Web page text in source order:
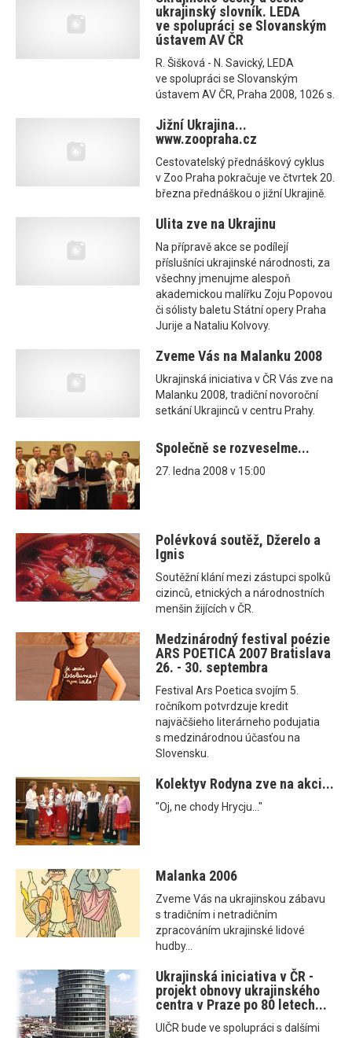
ukrajinský slovník. LEDA
ve spolupráci se Slovanským
ústavem AV ČR
R. Šišková - N. Savický, LEDA
ve spolupráci se Slovanským
ústavem AV ČR, Praha 2008, 1026 s.
Jižní Ukrajina...
www.zoopraha.cz
Cestovatelský přednáškový cyklus
v Zoo Praha pokračuje ve čtvrtek 20.
března přednáškou o jižní Ukrajině.
Ulita zve na Ukrajinu
Na přípravě akce se podílejí
příslušníci ukrajinské národnosti, za
všechny jmenujme alespoň
akademickou malířku Zoju Popovou
či sólisty baletu Státní opery Praha
Jurije a Nataliu Kolvovy.
Zveme Vás na Malanku 2008
Ukrajinská iniciativa v ČR Vás zve na
Malanku 2008, tradiční novoroční
setkání Ukrajinců v centru Prahy.
Společně se rozveselme...
27. ledna 2008 v 15:00
Polévková soutěž, Džerelo a
Ignis
Soutěžní klání mezi zástupci spolků
cizinců, etnických a národnostních
menšin žijících v ČR.
Medzinárodný festival poézie
ARS POETICA 2007 Bratislava
26. - 30. septembra
Festival Ars Poetica svojím 5.
ročníkom potvrdzuje kredit
najväčšieho literárneho podujatia
s medzinárodnou účasťou na
Slovensku.
Kolektyv Rodyna zve na akci...
"Oj, ne chody Hrycju..."
Malanka 2006
Zveme Vás na ukrajinskou zábavu
s tradičním i netradičním
zpracováním ukrajinské lidové
hudby...
Ukrajinská iniciativa v ČR -
projekt obnovy ukrajinského
centra v Praze po 80 letech...
UIČR bude ve spolupráci s dalšími